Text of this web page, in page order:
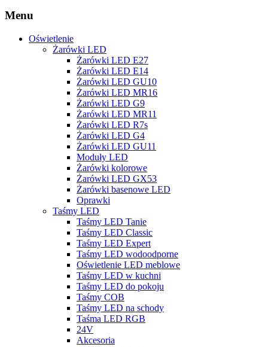
Menu
Oświetlenie
Żarówki LED
Żarówki LED E27
Żarówki LED E14
Żarówki LED GU10
Żarówki LED MR16
Żarówki LED G9
Żarówki LED MR11
Żarówki LED R7s
Żarówki LED G4
Żarówki LED GU11
Moduły LED
Żarówki kolorowe
Żarówki LED GX53
Żarówki basenowe LED
Oprawki
Taśmy LED
Taśmy LED Tanie
Taśmy LED Classic
Taśmy LED Expert
Taśmy LED wodoodporne
Oświetlenie LED meblowe
Taśmy LED w kuchni
Taśmy LED do pokoju
Taśmy COB
Taśmy LED na schody
Taśma LED RGB
24V
Akcesoria